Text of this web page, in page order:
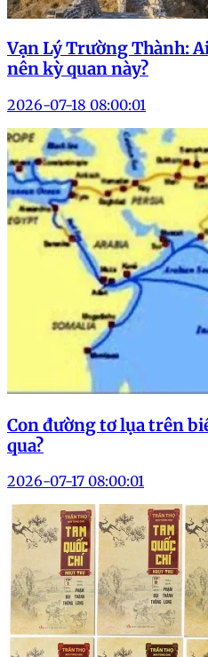
Vạn Lý Trường Thành:
nên kỳ quan này?
2026-07-18 08:00:01
Con đường tơ lụa trên
qua?
2026-07-17 08:00:01